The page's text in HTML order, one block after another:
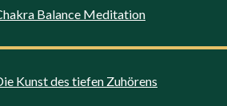
Balance Meditation
Kunst des tiefen Zuhörens